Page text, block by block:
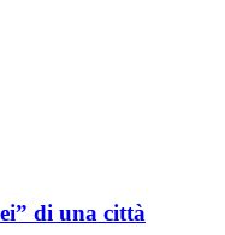
di una città